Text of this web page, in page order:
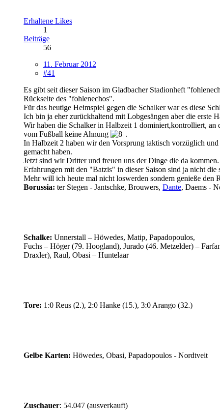
Erhaltene Likes
1
Beiträge
56
11. Februar 2012
#41
Es gibt seit dieser Saison im Gladbacher Stadionheft
Rückseite des "fohlenechos".
Für das heutige Heimspiel gegen die Schalker war es diese
Ich bin ja eher zurückhaltend mit Lobgesängen aber die erste
Wir haben die Schalker in Halbzeit 1 dominiert,kontrolliert,
vom Fußball keine Ahnung
.
In Halbzeit 2 haben wir den Vorsprung taktisch vorzüglich
gemacht haben.
Jetzt sind wir Dritter und freuen uns der Dinge die da
Erfahrungen mit den "Batzis" in dieser Saison sind ja nicht die
Mehr will ich heute mal nicht loswerden sondern genieße den
Borussia: ter Stegen - Jantschke, Brouwers, Dante, Daems -
Schalke: Unnerstall – Höwedes, Matip, Papadopoulos,
Fuchs – Höger (79. Hoogland), Jurado (46. Metzelder) –
Draxler), Raul, Obasi – Huntelaar
Tore: 1:0 Reus (2.), 2:0 Hanke (15.), 3:0 Arango (32.)
Gelbe Karten: Höwedes, Obasi, Papadopoulos - Nordtveit
Zuschauer: 54.047 (ausverkauft)